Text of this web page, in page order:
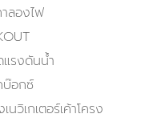
ลองไฟ
รงดันน้ำ
อกซ์
เนวิเกเตอร์เค้าโครง